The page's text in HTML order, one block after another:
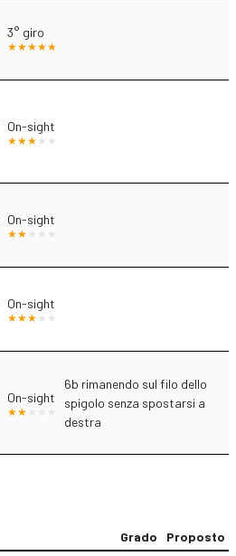
3° giro
On-sight
On-sight
On-sight
On-sight
6b rimanendo sul filo dello
spigolo senza spostarsi a
destra
Grado Proposto